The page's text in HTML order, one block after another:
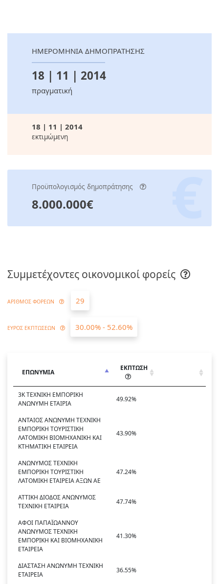
ΗΜΕΡΟΜΗΝΙΑ ΔΗΜΟΠΡΑΤΗΣΗΣ
18 | 11 | 2014
πραγματική
18 | 11 | 2014
εκτιμώμενη
Προϋπολογισμός δημοπράτησης
8.000.000€
Συμμετέχοντες οικονομικοί φορείς
ΑΡΙΘΜΟΣ ΦΟΡΕΩΝ 29
ΕΥΡΟΣ ΕΚΠΤΩΣΕΩΝ 30.00% - 52.60%
ΕΠΩΝΥΜΙΑ
ΕΚΠΤΩΣΗ
3Κ ΤΕΧΝΙΚΗ ΕΜΠΟΡΙΚΗ
ΑΝΩΝΥΜΗ ΕΤΑΙΡΙΑ
49.92%
ΑΝΤΑΙΟΣ ΑΝΩΝΥΜΗ ΤΕΧΝΙΚΗ
ΕΜΠΟΡΙΚΗ ΤΟΥΡΙΣΤΙΚΗ
ΛΑΤΟΜΙΚΗ ΒΙΟΜΗΧΑΝΙΚΗ ΚΑΙ
ΚΤΗΜΑΤΙΚΗ ΕΤΑΙΡΕΙΑ
43.90%
ΑΝΩΝΥΜΟΣ ΤΕΧΝΙΚΗ
ΕΜΠΟΡΙΚΗ ΤΟΥΡΙΣΤΙΚΗ
ΛΑΤΟΜΙΚΗ ΕΤΑΙΡΕΙΑ ΑΞΩΝ ΑΕ
47.24%
ΑΤΤΙΚΗ ΔΙΟΔΟΣ ΑΝΩΝΥΜΟΣ
ΤΕΧΝΙΚΗ ΕΤΑΙΡΕΙΑ
47.74%
ΑΦΟΙ ΠΑΠΑΪΩΑΝΝΟΥ
ΑΝΩΝΥΜΟΣ ΤΕΧΝΙΚΗ
ΕΜΠΟΡΙΚΗ ΚΑΙ ΒΙΟΜΗΧΑΝΙΚΗ
ΕΤΑΙΡΕΙΑ
41.30%
ΔΙΑΣΤΑΣΗ ΑΝΩΝΥΜΗ ΤΕΧΝΙΚΗ
ΕΤΑΙΡΕΙΑ
36.55%